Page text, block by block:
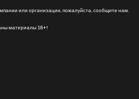
или организации, пожалуйста, сообщите нам.
материалы 18+!